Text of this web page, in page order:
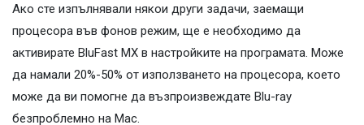
Ако сте изпълнявали някои други задачи, заемащи
процесора във фонов режим, ще е необходимо да
активирате BluFast MX в настройките на програмата. Може
да намали 20%-50% от използването на процесора, което
може да ви помогне да възпроизвеждате Blu-ray
безпроблемно на Mac.